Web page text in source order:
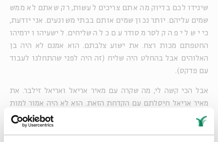
שיגידו לכם בדיוק מה אתם צריכים לעשות, רק שאתם לא ממש
שמים עליהם. יותר נכון שמים אותם בבתי משוגעים. אני יודעת,
כי יש לי פה קלסר מסודר עם כל השליחים. לישעיהו וירמיהו
החטפתם מכות רצח. את ישוע צלבתם. הוא אמנם לא היה בן
האלוהים אבל בהחלט היה שליח (זה היה לפני שהתחלנו לעבוד
עם פדקס).
אבל הכי קשה לי, מה שקרה עם מאיר אריאל ואריאל זילבר. את
מאיר אריאל חיסלתם עם הקדחת הזאת. הוא לא היה אמור למות
מזה! אתם שמעתם על מישהו שמת במאה ה20 מקדחת? זה
שהאחות שטיפלה בו לא התלהבה מהאלבום "זרעי קיץ" היה